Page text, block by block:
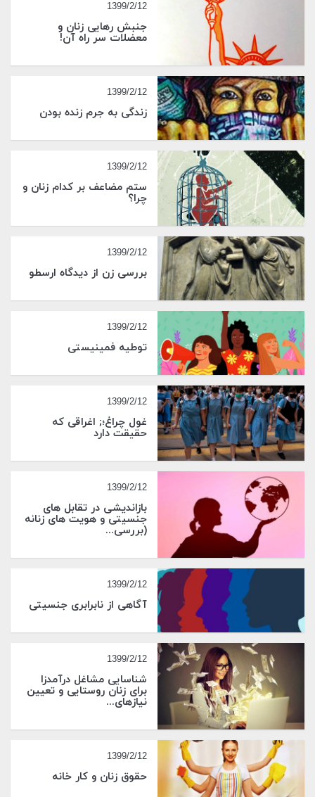
1399/2/12
جنبش رهایی زنان و
معضلات سر راه آن!
1399/2/12
زندگی به جرم زنده بودن
1399/2/12
ستم مضاعف بر کدام زنان و
چرا؟
1399/2/12
بررسی زن از دیدگاه ارسطو
1399/2/12
توطیه فمینیستی
1399/2/12
غول چراغ؛; اغراقی که
حقیقت دارد
1399/2/12
بازاندیشی در تقابل های
جنسیتی و هویت های زنانه
(بررسی...
1399/2/12
آگاهی از نابرابری جنسیتی
1399/2/12
شناسایی مشاغل درآمدزا
برای زنان روستایی و تعیین
نیازهای...
1399/2/12
حقوق زنان و کار خانه